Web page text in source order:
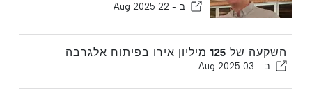
ב - 22 Aug 2025
השקעה של 125 מיליון אירו בפיתוח אלגרבה
ב - 03 Aug 2025